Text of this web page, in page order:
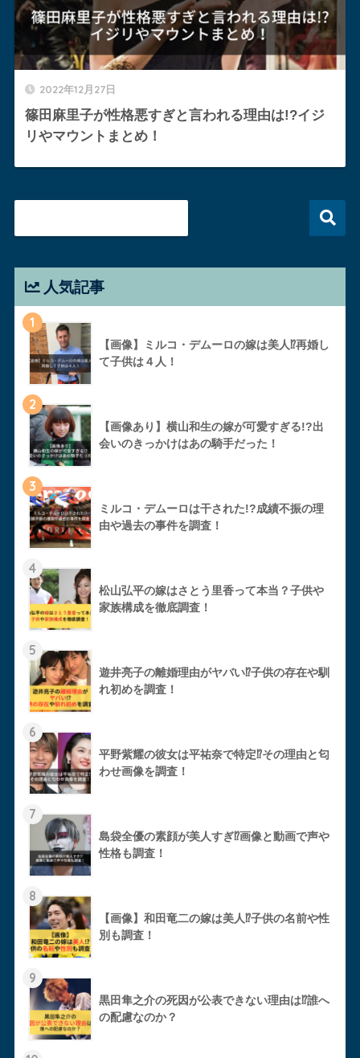
2022年12月27日
篠田麻里子が性格悪すぎと言われる理由は!?イジ
リやマウントまとめ！
人気記事
1
【画像】ミルコ・デムーロの嫁は美人⁉︎再婚し
て子供は４人！
2
【画像あり】横山和生の嫁が可愛すぎる!?出
会いのきっかけはあの騎手だった！
3
ミルコ・デムーロは干された!?成績不振の理
由や過去の事件を調査！
4
松山弘平の嫁はさとう里香って本当？子供や
家族構成を徹底調査！
5
遊井亮子の離婚理由がヤバい⁉︎子供の存在や馴
れ初めを調査！
6
平野紫耀の彼女は平祐奈で特定⁉︎その理由と匂
わせ画像を調査！
7
島袋全優の素顔が美人すぎ⁉︎画像と動画で声や
性格も調査！
8
【画像】和田竜二の嫁は美人⁉︎子供の名前や性
別も調査！
9
黒田隼之介の死因が公表できない理由は⁉︎誰へ
の配慮なのか？